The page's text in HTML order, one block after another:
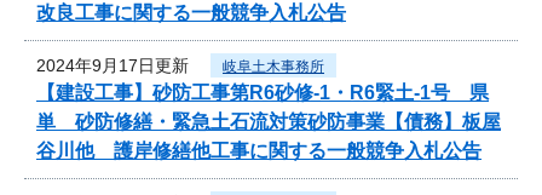
改良工事に関する一般競争入札公告
2024年9月17日更新 岐阜土木事務所
【建設工事】砂防工事第R6砂修-1・R6緊土-1号 県
単 砂防修繕・緊急土石流対策砂防事業【債務】板屋
谷川他 護岸修繕他工事に関する一般競争入札公告